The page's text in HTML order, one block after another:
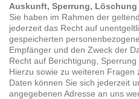
Auskunft, Sperrung, Löschung
Sie haben im Rahmen der
jederzeit das Recht auf
gespeicherten
Empfänger und den Zweck der
Recht auf Berichtigung,
Hierzu sowie zu weiteren
Daten können Sie sich jederzeit
angegebenen Adresse an uns